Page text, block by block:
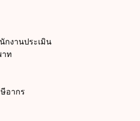
กงานประเมิน
าท
อากร